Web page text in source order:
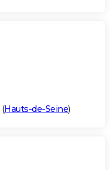
(Hauts-de-Seine)